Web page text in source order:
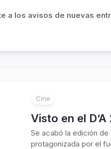
a los avisos de nuevas
Cine
Visto en el
Se acabó la edición de
protagonizada por el